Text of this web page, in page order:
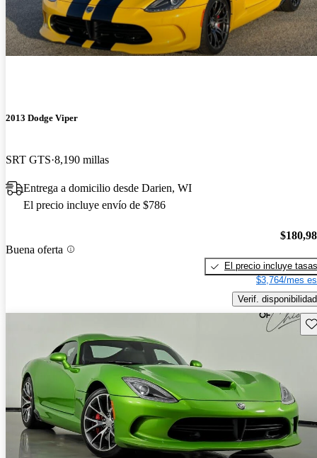
2013 Dodge Viper
SRT GTS 8,190 millas
Entrega a domicilio desde Darien, WI
El precio incluye envío de $786
Buena oferta
El precio incluye tasas
$3,764/mes
Verif. disponibilidad